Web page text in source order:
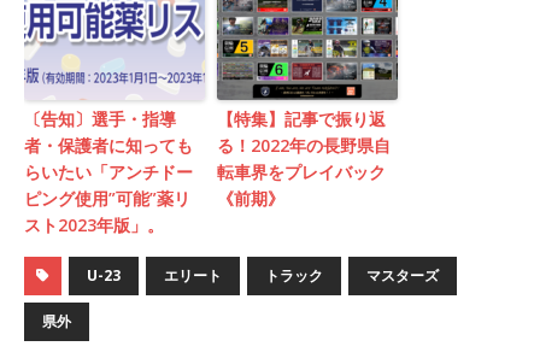
〔告知〕選手・指導
者・保護者に知っても
らいたい「アンチドー
ピング使用”可能”薬リ
スト2023年版」。
【特集】記事で振り返
る！2022年の長野県自
転車界をプレイバック
《前期》
U-23 エリート トラック マスターズ
県外